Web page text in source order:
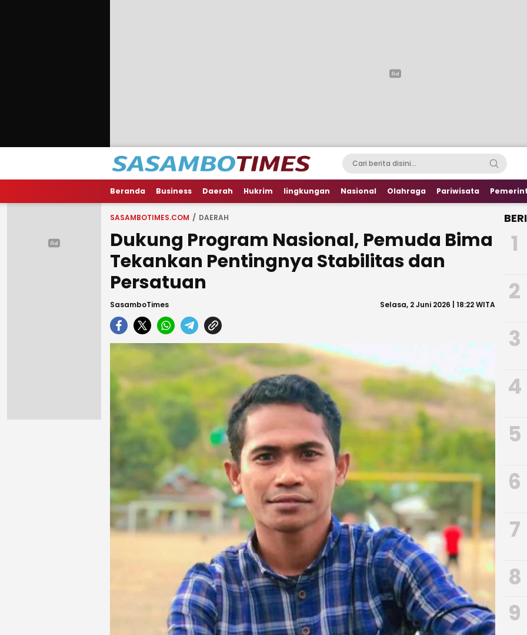
Beranda Business Daerah Hukrim lingkungan Nasional Olahraga Pariwisata
SASAMBOTIMES.COM DAERAH
Dukung Program Nasional, Pemuda Bima
Tekankan Pentingnya Stabilitas dan
Persatuan
SasamboTimes Selasa, 2 Juni 2026 | 18:22 WITA
1
2
3
4
5
6
7
8
9